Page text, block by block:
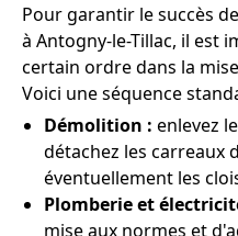
Pour garantir le succès
à Antogny-le-Tillac, il est
certain ordre dans la
Voici une séquence
Démolition : enlevez
détachez les carreaux
éventuellement les
Plomberie et
mise aux normes et